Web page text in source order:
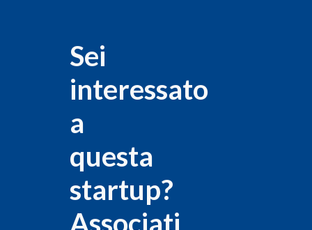
Sei
interessato
a
questa
startup?
Associati